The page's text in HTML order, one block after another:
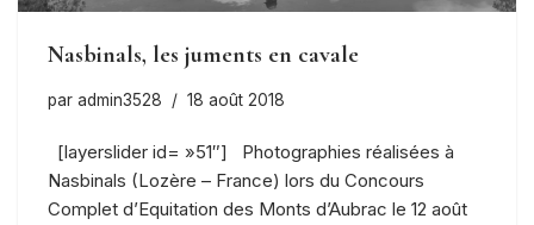
Nasbinals, les juments en cavale
par admin3528 18 août 2018
[layerslider id= »51″] Photographies réalisées à
Nasbinals (Lozère – France) lors du Concours
Complet d’Equitation des Monts d’Aubrac le 12 août